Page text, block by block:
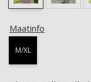
Maatinfo
M/XL